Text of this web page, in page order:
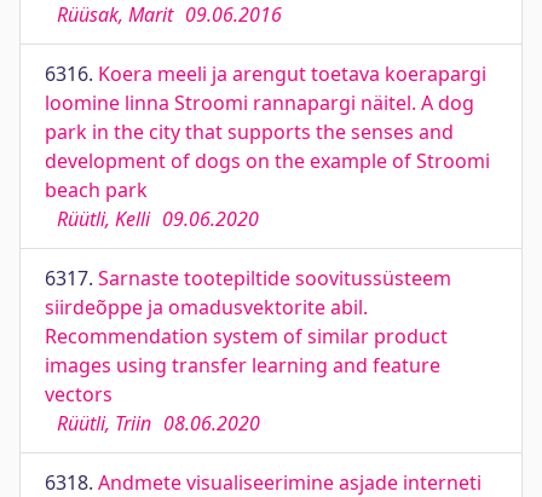
Rüüsak, Marit 09.06.2016
6316. Koera meeli ja arengut toetava koerapargi
loomine linna Stroomi rannapargi näitel. A dog
park in the city that supports the senses and
development of dogs on the example of Stroomi
beach park
Rüütli, Kelli 09.06.2020
6317. Sarnaste tootepiltide soovitussüsteem
siirdeõppe ja omadusvektorite abil.
Recommendation system of similar product
images using transfer learning and feature
vectors
Rüütli, Triin 08.06.2020
6318. Andmete visualiseerimine asjade interneti